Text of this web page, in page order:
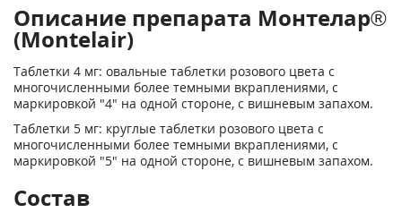
Описание препарата Монтелар®
(Montelair)
Таблетки 4 мг: овальные таблетки розового цвета с
многочисленными более темными вкраплениями, с
маркировкой "4" на одной стороне, с вишневым запахом.
Таблетки 5 мг: круглые таблетки розового цвета с
многочисленными более темными вкраплениями, с
маркировкой "5" на одной стороне, с вишневым запахом.
Состав